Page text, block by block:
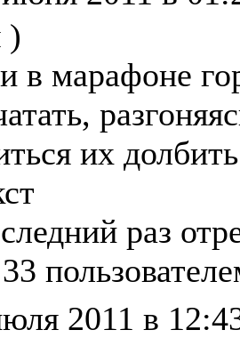
)
в марафоне
их
раз
2011 в